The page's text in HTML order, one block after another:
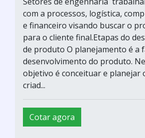
com a processos, logística,
e financeiro visando buscar o
para o cliente final.Etapas do
de produto O planejamento é a
desenvolvimento do produto.
objetivo é conceituar e planejar
criad...
Cotar agora